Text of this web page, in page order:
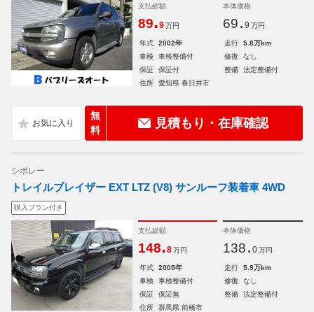
支払総額
89.9 万円
本体価格
69. 9 万円
年式 2002年 走行
5.8万km
車検
車検整備付 修復
なし
保証
保証付 整備
法定整備付
住所
愛知県 春日井市
無
料
見積もり・在庫確認
シボレー
トレイルブレイザー EXT LTZ (V8) サンルーフ装着車 4WD
購入プラン付き
支払総額
148.8 万円
本体価格
138. 0 万円
年式 2005年 走行
5.9万km
車検
車検整備付 修復
なし
保証
保証無 整備
法定整備付
住所
群馬県 前橋市